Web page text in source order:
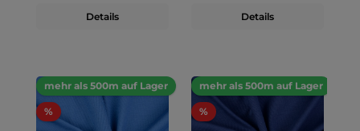
Details Details
mehr als 500m auf Lager
%
mehr als 500m auf Lager
%